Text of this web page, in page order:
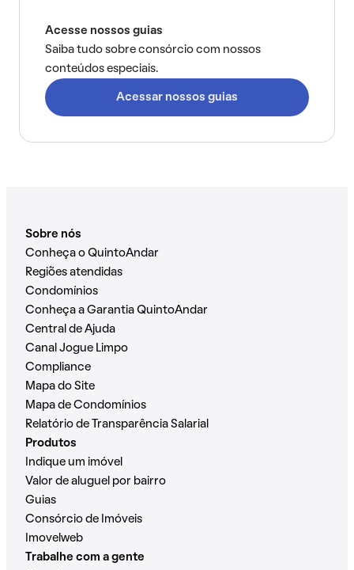
Acesse nossos guias
Saiba tudo sobre consórcio com nossos
conteúdos especiais.
Acessar nossos guias
Sobre nós
Conheça o QuintoAndar
Regiões atendidas
Condomínios
Conheça a Garantia QuintoAndar
Central de Ajuda
Canal Jogue Limpo
Compliance
Mapa do Site
Mapa de Condomínios
Relatório de Transparência Salarial
Produtos
Indique um imóvel
Valor de aluguel por bairro
Guias
Consórcio de Imóveis
Imovelweb
Trabalhe com a gente